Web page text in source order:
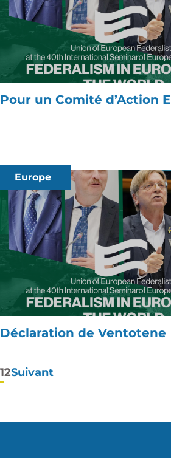
Pour un Comité d’Action
Europe
Déclaration de Ventotene
Pagination
12Suivant